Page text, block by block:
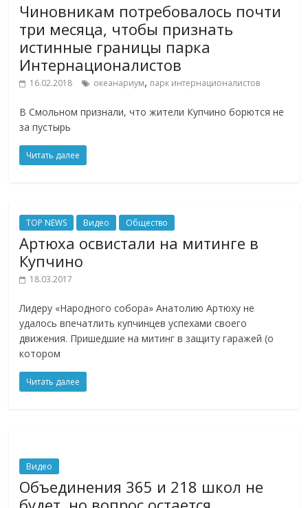
Чиновникам потребовалось почти
три месяца, чтобы признать
истинные границы парка
Интернационалистов
16.02.2018 океанариум, парк интернационалистов
В Смольном признали, что жители Купчино борются не
за пустырь
Читать далее
TOP NEWS Видео Общество
Артюха освистали на митинге в
Купчино
18.03.2017
Лидеру «Народного собора» Анатолию Артюху не
удалось впечатлить купчинцев успехами своего
движения. Пришедшие на митинг в защиту гаражей (о
котором
Читать далее
Видео
Объединения 365 и 218 школ не